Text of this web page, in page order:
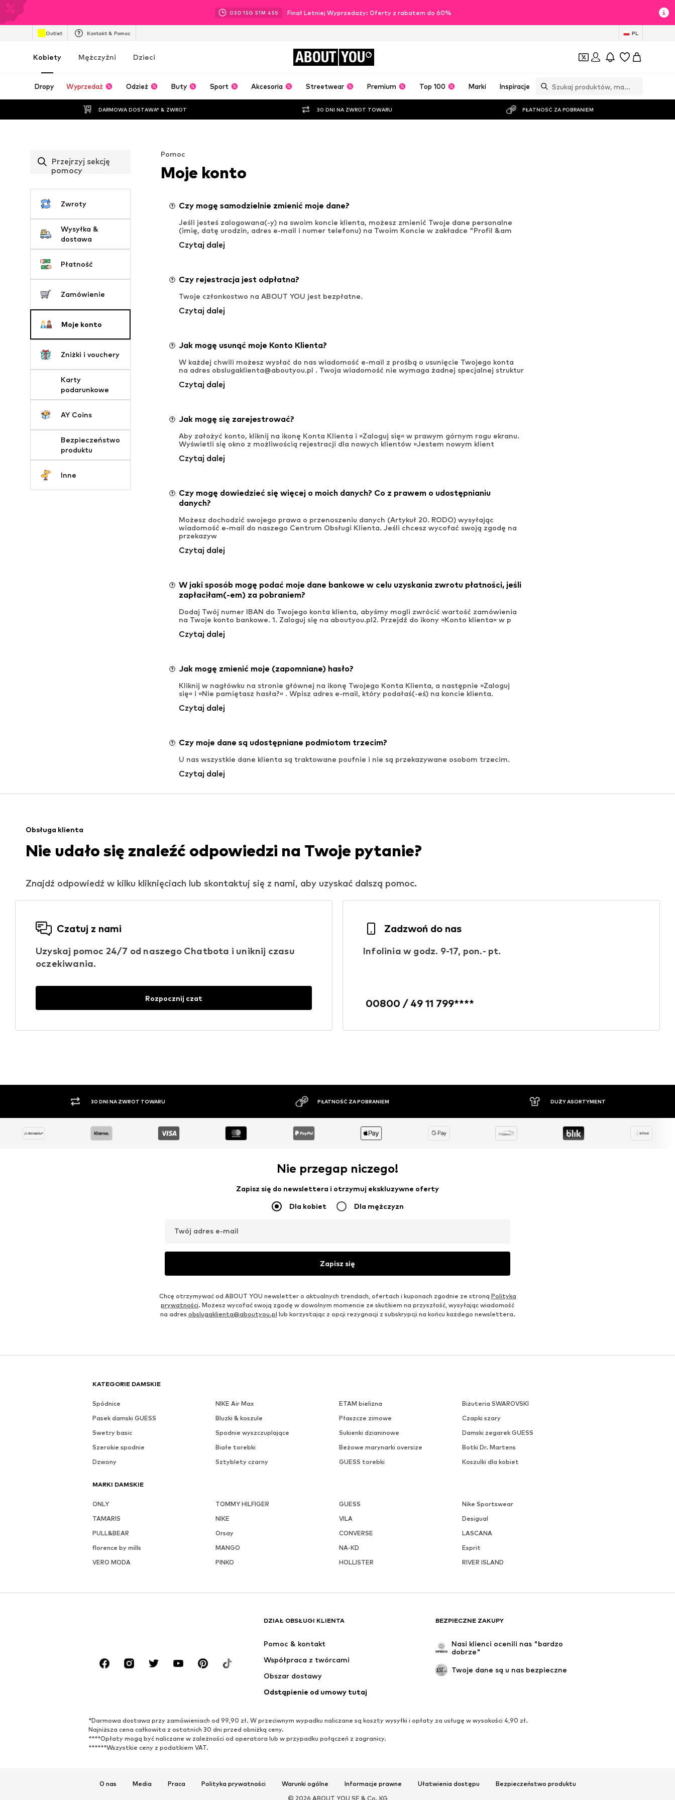
03D 15G 51M 43S Finał Letniej Wyprzedaży: Oferty z rabatem do 60%
Outlet Kontakt & Pomoc PL
Kobiety Mężczyźni Dzieci ABOUT YOU
Dropy Wyprzedaż Odzież Buty Sport Akcesoria Streetwear Premium Top 100 Marki Inspiracje
DARMOWA DOSTAWA* & ZWROT 30 DNI NA ZWROT TOWARU PŁATNOŚĆ ZA POBRANIEM
Przejrzyj sekcję
pomocy
Zwroty
Wysyłka &
dostawa
Płatność
Zamówienie
Moje konto
Zniżki i vouchery
Karty
podarunkowe
AY Coins
Bezpieczeństwo
produktu
Inne
Pomoc
Moje konto
Czy mogę samodzielnie zmienić moje dane?
Jeśli jesteś zalogowana(-y) na swoim koncie klienta, możesz zmienić Twoje dane personalne
(imię, datę urodzin, adres e-mail i numer telefonu) na Twoim Koncie w zakładce "Profil &am
Czytaj dalej
Czy rejestracja jest odpłatna?
Twoje członkostwo na ABOUT YOU jest bezpłatne.
Czytaj dalej
Jak mogę usunąć moje Konto Klienta?
W każdej chwili możesz wysłać do nas wiadomość e-mail z prośbą o usunięcie Twojego konta
na adres obslugaklienta@aboutyou.pl . Twoja wiadomość nie wymaga żadnej specjalnej struktur
Czytaj dalej
Jak mogę się zarejestrować?
Aby założyć konto, kliknij na ikonę Konta Klienta i »Zaloguj się« w prawym górnym rogu ekranu.
Wyświetli się okno z możliwością rejestracji dla nowych klientów »Jestem nowym klient
Czytaj dalej
Czy mogę dowiedzieć się więcej o moich danych? Co z prawem o udostępnianiu
danych?
Możesz dochodzić swojego prawa o przenoszeniu danych (Artykuł 20. RODO) wysyłając
wiadomość e-mail do naszego Centrum Obsługi Klienta. Jeśli chcesz wycofać swoją zgodę na
przekazyw
Czytaj dalej
W jaki sposób mogę podać moje dane bankowe w celu uzyskania zwrotu płatności, jeśli
zapłaciłam(-em) za pobraniem?
Dodaj Twój numer IBAN do Twojego konta klienta, abyśmy mogli zwrócić wartość zamówienia
na Twoje konto bankowe. 1. Zaloguj się na aboutyou.pl2. Przejdź do ikony »Konto klienta« w p
Czytaj dalej
Jak mogę zmienić moje (zapomniane) hasło?
Kliknij w nagłówku na stronie głównej na ikonę Twojego Konta Klienta, a następnie »Zaloguj
się« i »Nie pamiętasz hasła?« . Wpisz adres e-mail, który podałaś(-eś) na koncie klienta.
Czytaj dalej
Czy moje dane są udostępniane podmiotom trzecim?
U nas wszystkie dane klienta są traktowane poufnie i nie są przekazywane osobom trzecim.
Czytaj dalej
Obsługa klienta
Nie udało się znaleźć odpowiedzi na Twoje pytanie?
Znajdź odpowiedź w kilku kliknięciach lub skontaktuj się z nami, aby uzyskać dalszą pomoc.
Czatuj z nami
Uzyskaj pomoc 24/7 od naszego Chatbota i uniknij czasu
oczekiwania.
Rozpocznij czat
Zadzwoń do nas
Infolinia w godz. 9-17, pon.- pt.
00800 / 49 11 799****
30 DNI NA ZWROT TOWARU PŁATNOŚĆ ZA POBRANIEM DUŻY ASORTYMENT
Nie przegap niczego!
Zapisz się do newslettera i otrzymuj ekskluzywne oferty
Dla kobiet Dla mężczyzn
Twój adres e-mail
Zapisz się
Chcę otrzymywać od ABOUT YOU newsletter o aktualnych trendach, ofertach i kuponach zgodnie ze stroną Polityka
prywatności. Możesz wycofać swoją zgodę w dowolnym momencie ze skutkiem na przyszłość, wysyłając wiadomość
na adres obslugaklienta@aboutyou.pl lub korzystając z opcji rezygnacji z subskrypcji na końcu każdego newslettera.
KATEGORIE DAMSKIE
Spódnice NIKE Air Max ETAM bielizna
Biżuteria SWAROVSKI
Pasek damski GUESS
Bluzki & koszule Płaszcze zimowe
Czapki szary
Swetry basic
Spodnie wyszczuplające Sukienki dzianinowe
Damski zegarek GUESS
Szerokie spodnie
Białe torebki Beżowe marynarki oversize
Botki Dr. Martens
Dzwony
Sztyblety czarny GUESS torebki Koszulki dla kobiet
MARKI DAMSKIE
ONLY TOMMY HILFIGER GUESS
Nike Sportswear
TAMARIS
NIKE VILA
Desigual
PULL&BEAR
Orsay CONVERSE
LASCANA
florence by mills
MANGO NA-KD
Esprit
VERO MODA
PINKO HOLLISTER RIVER ISLAND
DZIAŁ OBSŁUGI KLIENTA
Pomoc & kontakt
Współpraca z twórcami
Obszar dostawy
Odstąpienie od umowy tutaj
BEZPIECZNE ZAKUPY
Nasi klienci ocenili nas "bardzo
dobrze"
Twoje dane są u nas bezpieczne
*Darmowa dostawa przy zamówieniach od 99,90 zł. W przeciwnym wypadku naliczane są koszty wysyłki i opłaty za usługę w wysokości 4,90 zł.
Najniższa cena całkowita z ostatnich 30 dni przed obniżką ceny.
****Opłaty mogą być naliczane w zależności od operatora lub w przypadku połączeń z zagranicy.
******Wszystkie ceny z podatkiem VAT.
O nas Media Praca Polityka prywatności Warunki ogólne Informacje prawne Ułatwienia dostępu
Bezpieczeństwo produktu
© 2026 ABOUT YOU SE & Co. KG